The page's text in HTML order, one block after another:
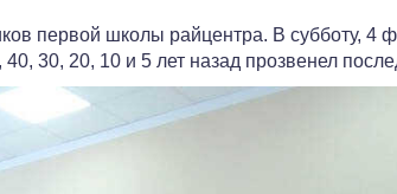
первой школы райцентра. В субботу, 4
30, 20, 10 и 5 лет назад прозвенел